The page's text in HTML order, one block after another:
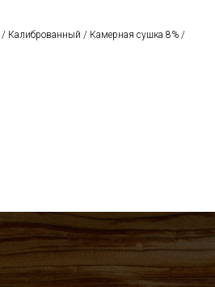
Калиброванный / Камерная сушка 8% /